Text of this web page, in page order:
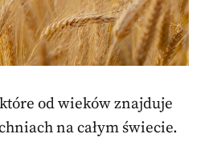
od wieków znajduje
na całym świecie.